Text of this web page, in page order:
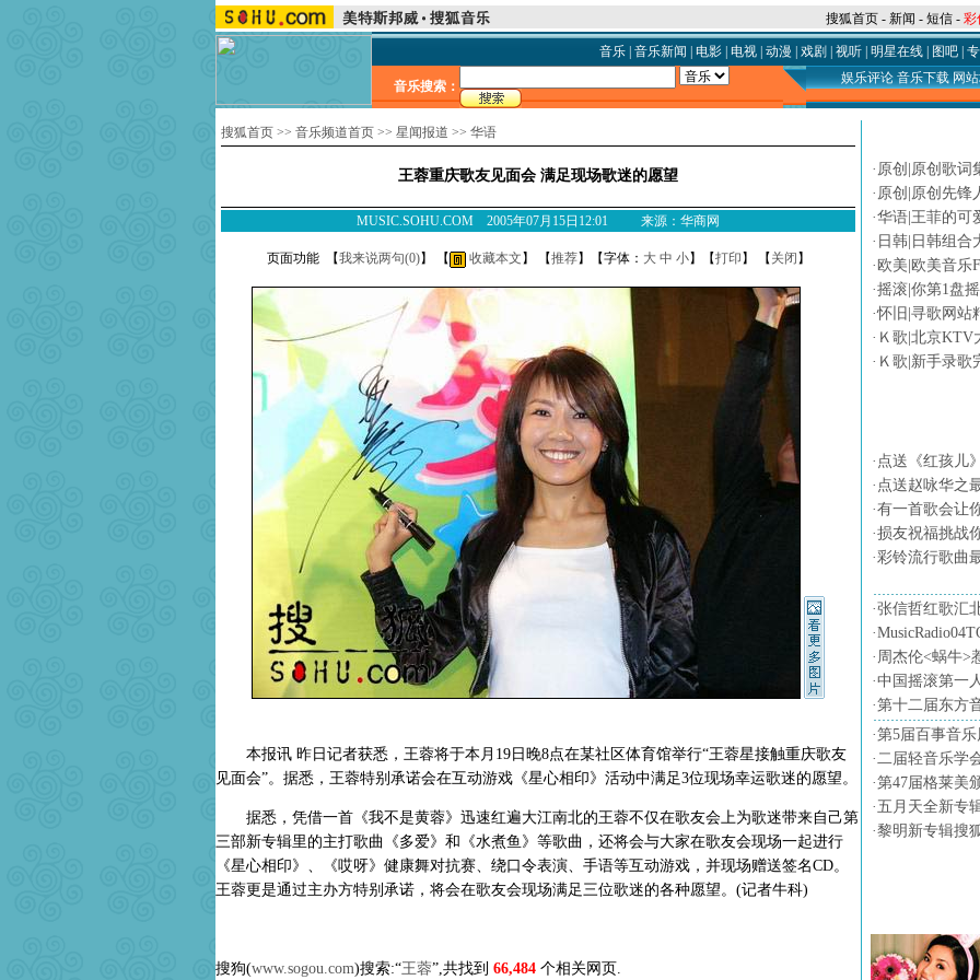
搜狐首页 - 新闻 - 短信 - 彩
音乐| 音乐新闻 电影| 电视| 动漫 戏剧 视听| 明星在线| 图吧|
音乐搜索：
娱乐评论 音乐下载 网
搜狐首页 >> 音乐频道首页 >> 星闻报道 >> 华语
王蓉重庆歌友见面会 满足现场歌迷的愿望
MUSIC.SOHU.COM 2005年07月15日12:01 来源：华商网
页面功能 【我来说两句(0)】 【 收藏本文 】 【推荐】【字体： 大 中 小】【打印 】 【 关闭 】
本报讯 昨日记者获悉，王蓉将于本月19日晚8点在某社区体育馆举行“王蓉星接触重庆歌友
见面会”。据悉，王蓉特别承诺会在互动游戏《星心相印》活动中满足3位现场幸运歌迷的愿望。
据悉，凭借一首《我不是黄蓉》迅速红遍大江南北的王蓉不仅在歌友会上为歌迷带来自己第
三部新专辑里的主打歌曲《多爱》和《水煮鱼》等歌曲，还将会与大家在歌友会现场一起进行
《星心相印》、《哎呀》健康舞对抗赛、绕口令表演、手语等互动游戏，并现场赠送签名CD。
王蓉更是通过主办方特别承诺，将会在歌友会现场满足三位歌迷的各种愿望。(记者牛科)
搜狗(www.sogou.com)搜索:“王蓉”,共找到 66,484 个相关网页.
· 原创|原创歌词
· 原创|原创先锋
·华语|王菲的可
· 日韩|日韩组合
· 欧美|欧美音乐
·摇滚|你第1盘
·怀旧|寻歌网站
· Ｋ歌|北京KTV
· Ｋ歌|新手录歌
· 点送《红孩儿
· 点送赵咏华之
·有一首歌会让
·损友祝福挑战
·彩铃流行歌曲
·张信哲红歌汇
·
· 周杰伦<蜗牛>
·中国摇滚第一
·第十二届东方
·第5届百事音
·二届轻音乐学
·第47届格莱美
· 五月天全新专
·黎明新专辑搜